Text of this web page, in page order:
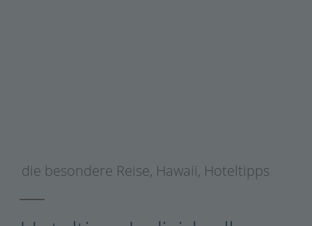
die besondere Reise, Hawaii, Hoteltipps